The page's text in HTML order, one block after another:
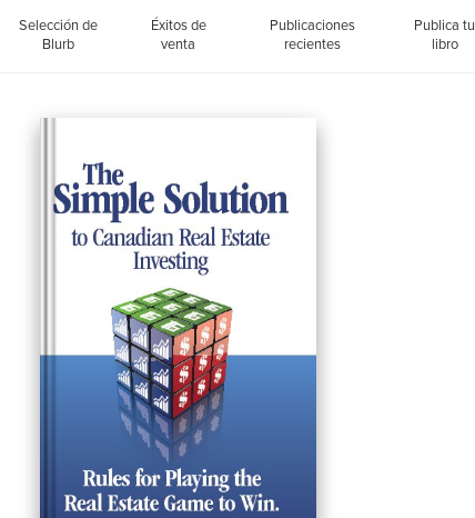
Selección de
Blurb
Éxitos de
venta
Publicaciones
recientes
Publica tu
libro